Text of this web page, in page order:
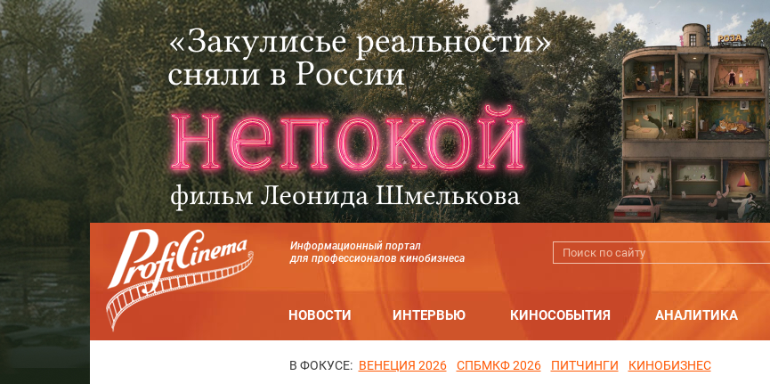
Информационный портал
для профессионалов кинобизнеса
НОВОСТИ ИНТЕРВЬЮ КИНОСОБЫТИЯ АНАЛИТИКА
В ФОКУСЕ: ВЕНЕЦИЯ 2026 СПБМКФ 2026 ПИТЧИНГИ КИНОБИЗНЕС